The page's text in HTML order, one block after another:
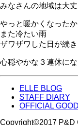
みなさんの地域は大
やっと暖かくなった
また冷たい雨
ザワザワした日が続
心穏やかな３連休に
ELLE BLOG
STAFF DIARY
OFFICIAL
Copyright©2017 P&D